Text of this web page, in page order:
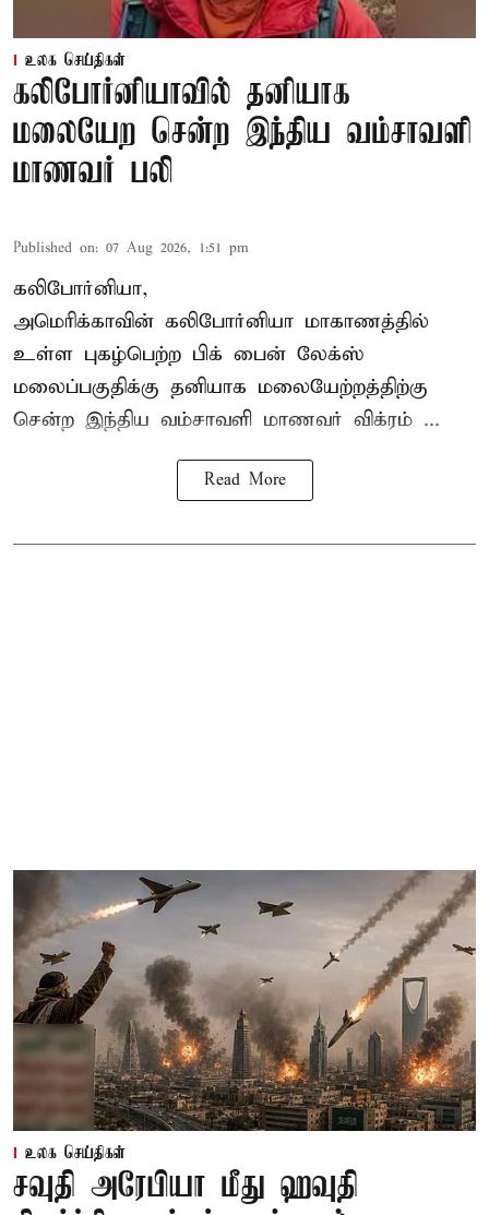
உலக செய்திகள்
கலிபோர்னியாவில் தனியாக
மலையேற சென்ற இந்திய வம்சாவளி
மாணவர் பலி
Published on: 07 Aug 2026, 1:51 pm
கலிபோர்னியா,
அமெரிக்காவின் கலிபோர்னியா மாகாணத்தில்
உள்ள புகழ்பெற்ற பிக் பைன் லேக்ஸ்
மலைப்பகுதிக்கு தனியாக மலையேற்றத்திற்கு
சென்ற இந்திய வம்சாவளி மாணவர் விக்ரம் ...
Read More
உலக செய்திகள்
சவுதி அரேபியா மீது ஹவுதி